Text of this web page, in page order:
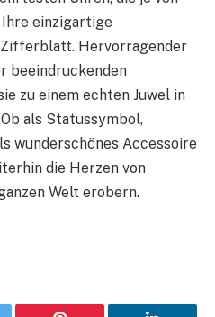
einzigartige
Hervorragender
beeindruckenden
zu einem echten Juwel in
als Statussymbol,
wunderschönes Accessoire
die Herzen von
Welt erobern.